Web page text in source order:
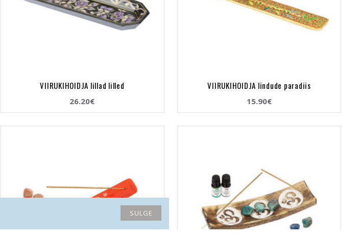
VIIRUKIHOIDJA lillad lilled
26.20€
VIIRUKIHOIDJA lindude paradiis
15.90€
SULGE